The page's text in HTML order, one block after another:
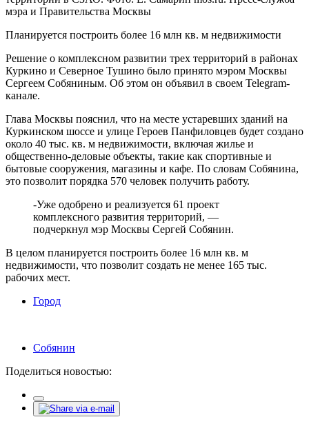
мэра и Правительства Москвы
Планируется построить более 16 млн кв. м недвижимости
Решение о комплексном развитии трех территорий в районах
Куркино и Северное Тушино было принято мэром Москвы
Сергеем Собяниным. Об этом он объявил в своем Telegram-
канале.
Глава Москвы пояснил, что на месте устаревших зданий на
Куркинском шоссе и улице Героев Панфиловцев будет создано
около 40 тыс. кв. м недвижимости, включая жилье и
общественно-деловые объекты, такие как спортивные и
бытовые сооружения, магазины и кафе. По словам Собянина,
это позволит порядка 570 человек получить работу.
-Уже одобрено и реализуется 61 проект
комплексного развития территорий, —
подчеркнул мэр Москвы Сергей Собянин.
В целом планируется построить более 16 млн кв. м
недвижимости, что позволит создать не менее 165 тыс.
рабочих мест.
Город
Собянин
Поделиться новостью: